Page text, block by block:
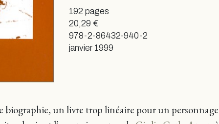
192 pages
20,29 €
978-2-86432-940-2
janvier 1999
biographie, un livre trop linéaire pour un